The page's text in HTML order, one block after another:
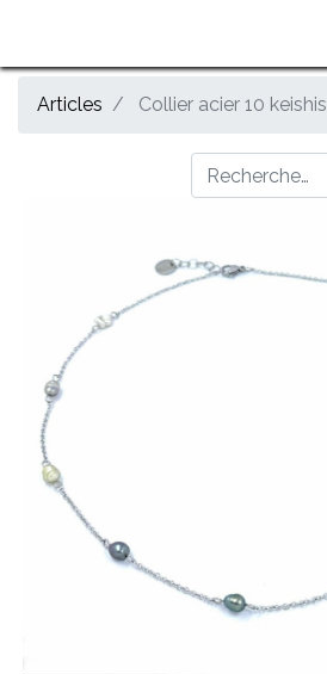
Articles Collier acier 10 keishis